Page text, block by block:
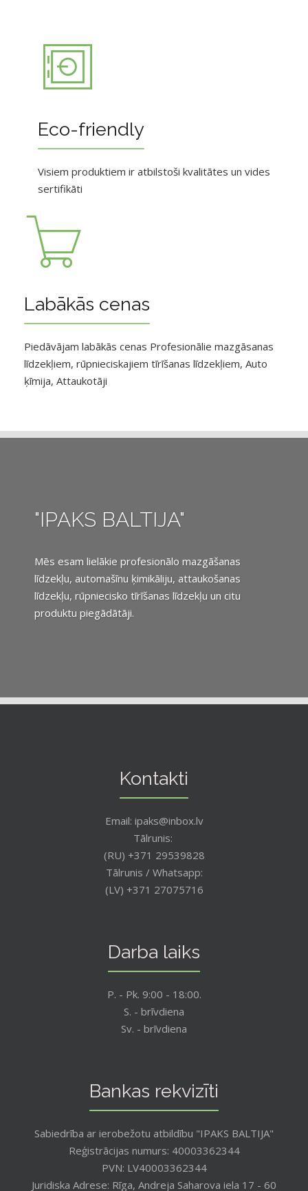
Eco-friendly
Visiem produktiem ir atbilstoši kvalitātes un vides
sertifikāti
Labākās cenas
Piedāvājam labākās cenas Profesionālie mazgāsanas
līdzekļiem, rūpnieciskajiem tīrīšanas līdzekļiem, Auto
ķīmija, Attaukotāji
"IPAKS BALTIJA"
Mēs esam lielākie profesionālo mazgāšanas
līdzekļu, automašīnu ķimikāliju, attaukošanas
līdzekļu, rūpniecisko tīrīšanas līdzekļu un citu
produktu piegādātāji.
Kontakti
Email: ipaks@inbox.lv
Tālrunis:
(RU) +371 29539828
Tālrunis / Whatsapp:
(LV) +371 27075716
Darba laiks
P. - Pk. 9:00 - 18:00.
S. - brīvdiena
Sv. - brīvdiena
Bankas rekvizīti
Sabiedrība ar ierobežotu atbildību "IPAKS BALTIJA"
Reģistrācijas numurs: 40003362344
PVN: LV40003362344
Juridiska Adrese: Rīga, Andreja Saharova iela 17 - 60